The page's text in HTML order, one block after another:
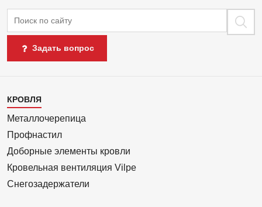
Поиск
Задать вопрос
Каталог
1
КРОВЛЯ
Металлочерепица
Профнастил
Доборные элементы кровли
Кровельная вентиляция Vilpe
Снегозадержатели